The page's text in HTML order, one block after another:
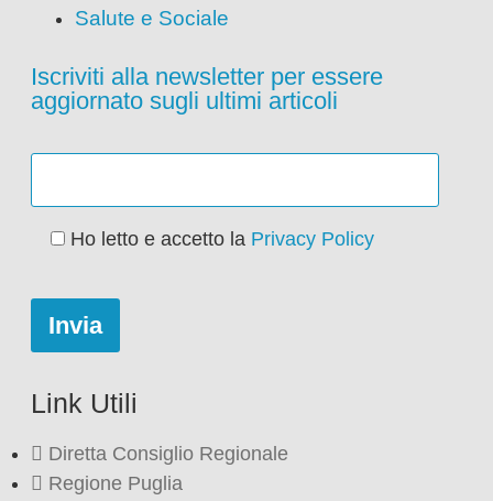
Salute e Sociale
Iscriviti alla newsletter per essere
aggiornato sugli ultimi articoli
Ho letto e accetto la Privacy Policy
Link Utili
Diretta Consiglio Regionale
Regione Puglia